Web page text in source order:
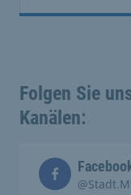
Folgen Sie
Kanälen: